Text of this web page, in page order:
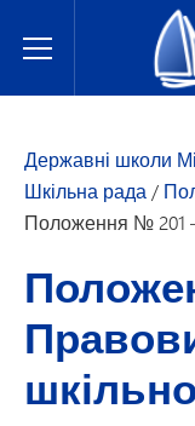
Toggle Menu
Державні
Державні школи
Шкільна рада/
Положення № 201